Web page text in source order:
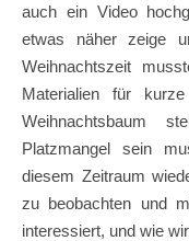
auch ein Video
etwas näher zeige
Weihnachtszeit
Materialien für
Weihnachtsbaum
Platzmangel sein
diesem Zeitraum
zu beobachten und
interessiert, und wie